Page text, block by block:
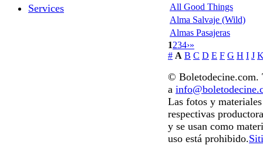
Services
All Good Things
Alma Salvaje (Wild)
Almas Pasajeras
1234›»
# A B C D E F G H I J
© Boletodecine.com.
a
Las fotos y
respectivas
y se usan como
uso está prohibido.